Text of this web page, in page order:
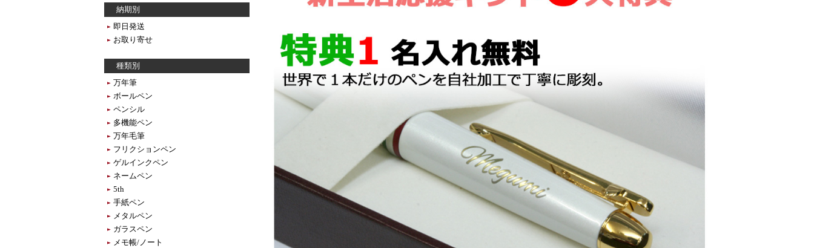
納期別
即日発送
お取り寄せ
種類別
万年筆
ボールペン
ペンシル
多機能ペン
万年毛筆
フリクションペン
ゲルインクペン
ネームペン
5th
手紙ペン
メタルペン
ガラスペン
メモ帳/ノート